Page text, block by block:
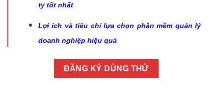
ty tốt nhất
Lợi ích và tiêu chí lựa chọn phần mềm quản lý
doanh nghiệp hiệu quả
ĐĂNG KÝ DÙNG THỬ